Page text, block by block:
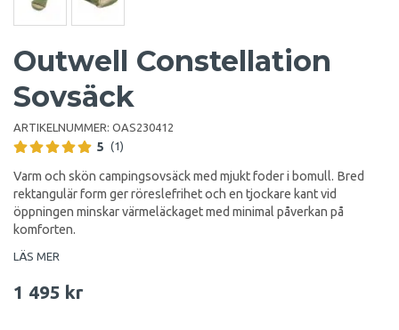
Outwell Constellation
Sovsäck
ARTIKELNUMMER: OAS230412
5 (1)
Varm och skön campingsovsäck med mjukt foder i bomull. Bred
rektangulär form ger röreslefrihet och en tjockare kant vid
öppningen minskar värmeläckaget med minimal påverkan på
komforten.
LÄS MER
1 495 kr